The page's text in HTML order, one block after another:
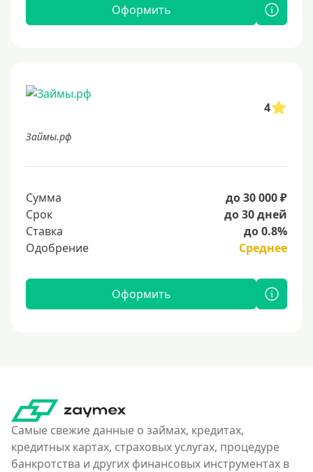
Оформить
4
Займы.рф
Сумма
до 30 000 ₽
Срок
до 30 дней
Ставка
до 0.8%
Одобрение
Среднее
Оформить
Самые свежие данные о займах, кредитах,
кредитных картах, страховых услугах, процедуре
банкротства и других финансовых инструментах в